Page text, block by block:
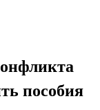
пособия